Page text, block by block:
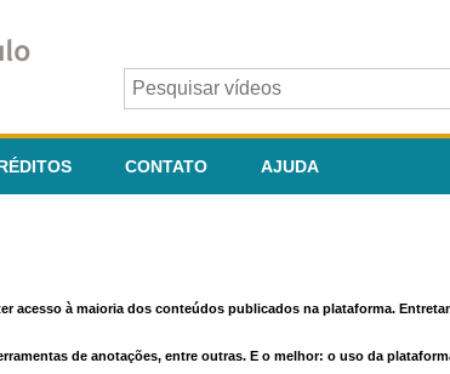
CONTATO AJUDA
acesso à maioria dos conteúdos publicados na plataforma.
de anotações, entre outras. E o melhor: o uso da